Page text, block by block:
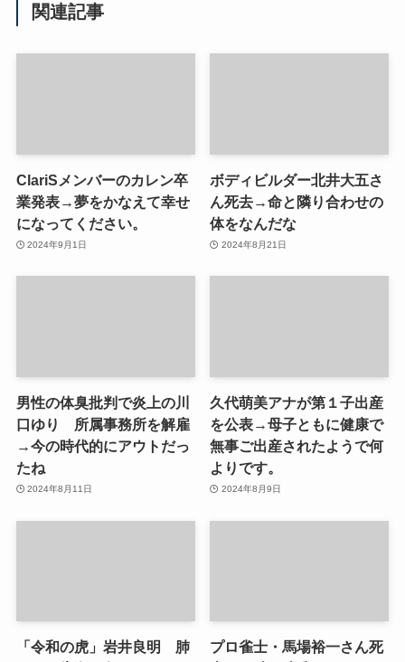
関連記事
ClariSメンバーのカレン卒
業発表→夢をかなえて幸せ
になってください。
2024年9月1日
ボディビルダー北井大五さ
ん死去→命と隣り合わせの
体をなんだな
2024年8月21日
男性の体臭批判で炎上の川
口ゆり 所属事務所を解雇
→今の時代的にアウトだっ
たね
2024年8月11日
久代萌美アナが第１子出産
を公表→母子ともに健康で
無事ご出産されたようで何
よりです。
2024年8月9日
「令和の虎」岩井良明 肺
プロ雀士・馬場裕一さん死